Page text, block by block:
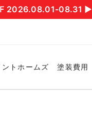
2026.08.01-08.31 ▶︎
ントホームズ 塗装費用